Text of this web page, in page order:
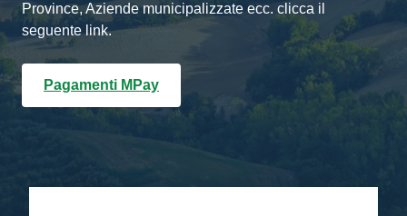
Province, Aziende municipalizzate ecc. clicca il
seguente link.
Pagamenti MPay